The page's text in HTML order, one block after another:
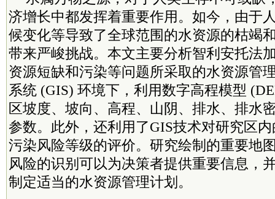
济增长中都发挥着重要作用。如今，由于
候变化等导致了全球范围的水资源的枯竭
带来严峻挑战。本文主要分析智利安托法
资源短缺和污染等问题所采取的水资源管
系统 (GIS) 环境下，利用数字高程模型
区坡度、坡向、高程、山阴、排水、排水
参数。此外，还利用了GIS技术对研究区
污染风险等级的评价。研究绘制的重要地
风险的识别可以为决策者提供重要信息，
制定适当的水资源管理计划。